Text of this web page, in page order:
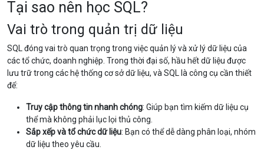
Tại sao nên học SQL?
Vai trò trong quản trị dữ liệu
SQL đóng vai trò quan trọng trong việc quản lý và xử lý dữ liệu của
các tổ chức, doanh nghiệp. Trong thời đại số, hầu hết dữ liệu được
lưu trữ trong các hệ thống cơ sở dữ liệu, và SQL là công cụ cần thiết
để:
Truy cập thông tin nhanh chóng: Giúp bạn tìm kiếm dữ liệu cụ
thể mà không phải lục lọi thủ công.
Sắp xếp và tổ chức dữ liệu: Bạn có thể dễ dàng phân loại, nhóm
dữ liệu theo yêu cầu.